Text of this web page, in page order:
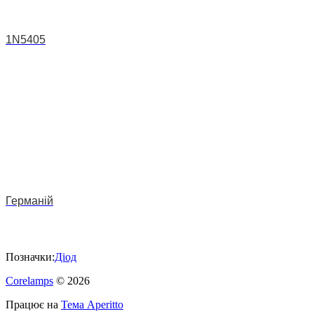
1N5405
Германій
Позначки:Діод
Corelamps © 2026
Працює на Тема Aperitto